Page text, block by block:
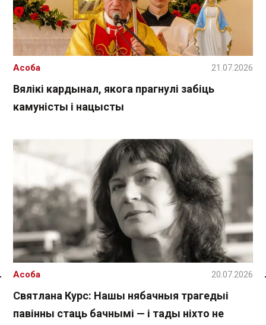
Спасылка без VPN
Вялікі кардынал, якога прагнулі забіць
камуністы і нацысты
Асоба 21.07.2026
Святлана Курс: Нашы нябачныя трагедыі
павінны стаць бачнымі — і тады ніхто не
Асоба 20.07.2026